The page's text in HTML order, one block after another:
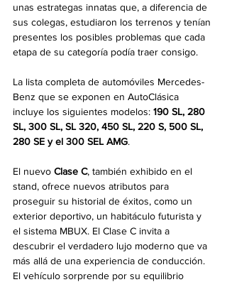
unas estrategas innatas que, a diferencia de
sus colegas, estudiaron los terrenos y tenían
presentes los posibles problemas que cada
etapa de su categoría podía traer consigo.
La lista completa de automóviles Mercedes-
Benz que se exponen en AutoClásica
incluye los siguientes modelos: 190 SL, 280
SL, 300 SL, SL 320, 450 SL, 220 S, 500 SL,
280 SE y el 300 SEL AMG.
El nuevo Clase C, también exhibido en el
stand, ofrece nuevos atributos para
proseguir su historial de éxitos, como un
exterior deportivo, un habitáculo futurista y
el sistema MBUX. El Clase C invita a
descubrir el verdadero lujo moderno que va
más allá de una experiencia de conducción.
El vehículo sorprende por su equilibrio